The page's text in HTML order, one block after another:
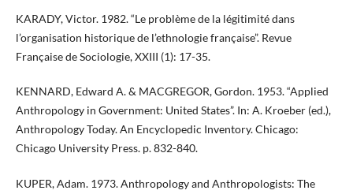
KARADY, Victor. 1982. “Le problème de la légitimité dans
l’organisation historique de l’ethnologie française”. Revue
Française de Sociologie, XXIII (1): 17-35.
KENNARD, Edward A. & MACGREGOR, Gordon. 1953. “Applied
Anthropology in Government: United States”. In: A. Kroeber (ed.),
Anthropology Today. An Encyclopedic Inventory. Chicago:
Chicago University Press. p. 832-840.
KUPER, Adam. 1973. Anthropology and Anthropologists: The